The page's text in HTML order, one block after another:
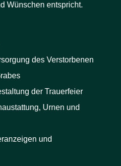
Wünschen entspricht.
des Verstorbenen
der Trauerfeier
Urnen und
und